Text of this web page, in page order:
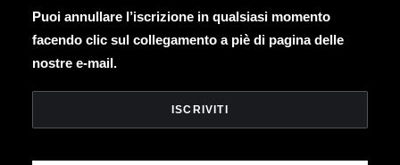
Puoi annullare l’iscrizione in qualsiasi momento
facendo clic sul collegamento a piè di pagina delle
nostre e-mail.